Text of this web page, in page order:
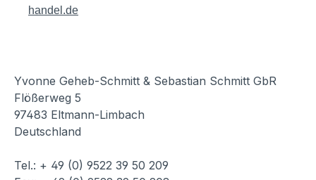
handel.de
Yvonne Geheb-Schmitt & Sebastian Schmitt GbR
Flößerweg 5
97483 Eltmann-Limbach
Deutschland
Tel.: + 49 (0) 9522 39 50 209